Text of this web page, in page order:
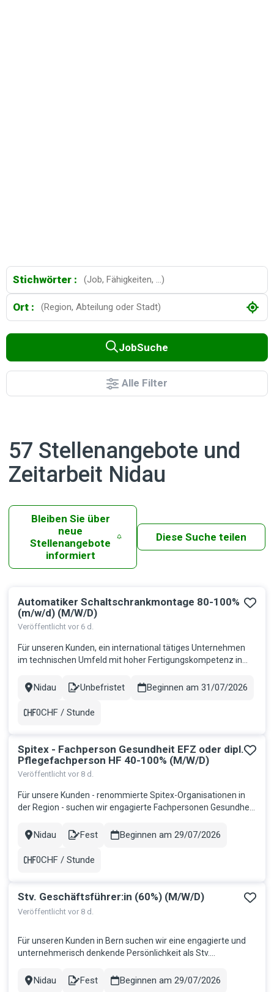
Stichwörter :
Ort :
JobSuche
Alle Filter
57 Stellenangebote und
Zeitarbeit Nidau
Bleiben Sie über
neue
Stellenangebote
informiert
Diese Suche teilen
Ergebnisse
Automatiker Schaltschrankmontage 80-100%
(m/w/d) (M/W/D)
Veröffentlicht vor 6 d.
Für unseren Kunden, ein international tätiges Unternehmen
im technischen Umfeld mit hoher Fertigungskompetenz in
Vereinbarung eine engagierte und qualitätsbewusste
Stadt
Nidau
Contract
Unbefristet Beginnen am 31/07/2026
Gehalt
0CHF / Stunde
Spitex - Fachperson Gesundheit EFZ oder dipl.
Pflegefachperson HF 40-100% (M/W/D)
Veröffentlicht vor 8 d.
Für unsere Kunden - renommierte Spitex-Organisationen in
der Region - suchen wir engagierte Fachpersonen Gesundheit
Menschen in ihrem Zuhause professionell begleiten und
Ganzheitliche Pfle...
Stadt
Nidau
Contract
Fest Beginnen am 29/07/2026
Gehalt
0CHF / Stunde
Stv. Geschäftsführer:in (60%) (M/W/D)
Veröffentlicht vor 8 d.
Für unseren Kunden in Bern suchen wir eine engagierte und
unternehmerisch denkende Persönlichkeit als Stv.
Schweizer Gesundheitswesens aktiv mitgestalten? Dann
Stadt
Nidau
Contract
Fest Beginnen am 29/07/2026